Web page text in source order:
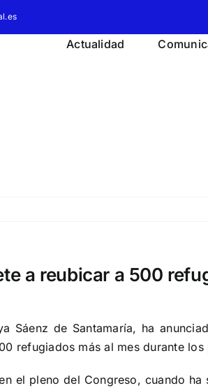
Actualidad
a reubicar a 500
Sáenz de Santamaría, ha
refugiados más al mes durante los
el pleno del Congreso, cuando